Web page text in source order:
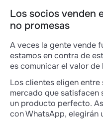
Los socios venden
no promesas
A veces la gente vende
estamos en contra de
es comunicar el valor
Los clientes eligen
mercado que satisfacen
un producto perfecto.
con WhatsApp, elegirán